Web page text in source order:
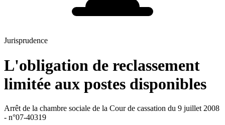
Jurisprudence
L'obligation de reclassement
limitée aux postes disponibles
Arrêt de la chambre sociale de la Cour de cassation du 9 juillet 2008
- n°07-40319